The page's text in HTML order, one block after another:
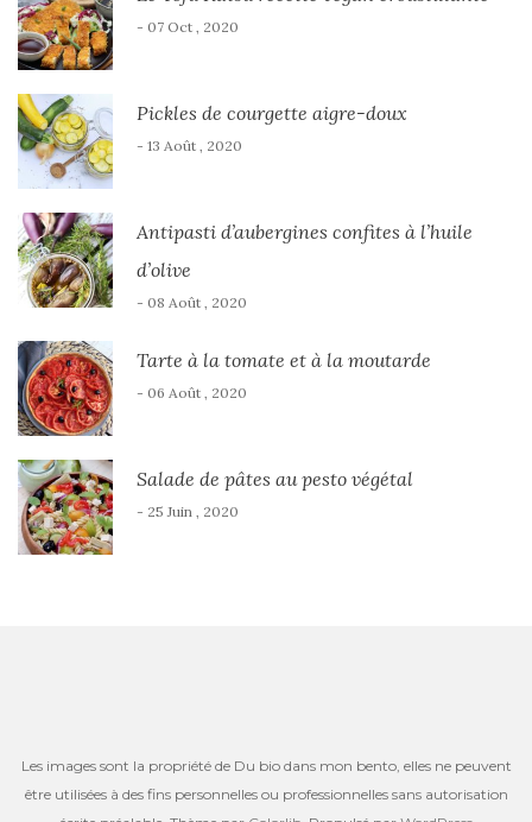
- 07 Oct , 2020
Pickles de courgette aigre-doux
- 13 Août , 2020
Antipasti d’aubergines confites à l’huile
d’olive
- 08 Août , 2020
Tarte à la tomate et à la moutarde
- 06 Août , 2020
Salade de pâtes au pesto végétal
- 25 Juin , 2020
Les images sont la propriété de Du bio dans mon bento, elles ne peuvent
être utilisées à des fins personnelles ou professionnelles sans autorisation